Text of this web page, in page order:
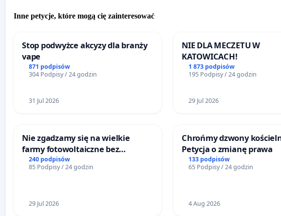
Inne petycje, które mogą cię zainteresować
Stop podwyżce akcyzy dla branży
vape
871 podpisów
304 Podpisy / 24 godzin
31 Jul 2026
NIE DLA MECZETU W
KATOWICACH!
1 873 podpisów
195 Podpisy / 24 godzin
29 Jul 2026
Nie zgadzamy się na wielkie
farmy fotowoltaiczne bez
rzetelnych analiz i akceptacji
mieszkańców
240 podpisów
85 Podpisy / 24 godzin
29 Jul 2026
Chrońmy dzwony
Petycja o zmianę prawa
133 podpisów
65 Podpisy / 24 godzin
4 Aug 2026